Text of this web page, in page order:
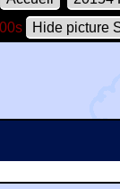
Hide picture